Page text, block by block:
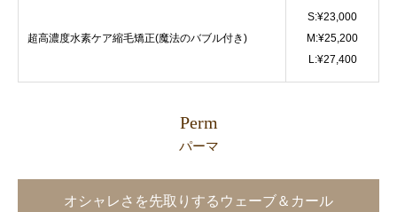
超高濃度水素ケア縮毛矯正(魔法のバブル付き)
S:¥23,000
M:¥25,200
L:¥27,400
Perm
パーマ
オシャレさを先取りするウェーブ＆カール